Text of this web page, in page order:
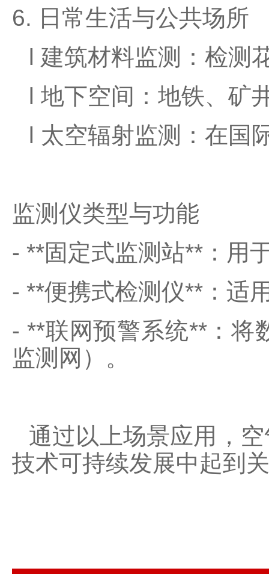
6. 日常生活与公共场所
l 建筑材料监测：检测
l 地下空间：地铁、矿
l 太空辐射监测：在国
监测仪类型与功能
- **固定式监测站** ：用
- **便携式检测仪** ：适
- **联网预警系统**：将
监测网）。
通过以上场景应用，
技术可持续发展中起到